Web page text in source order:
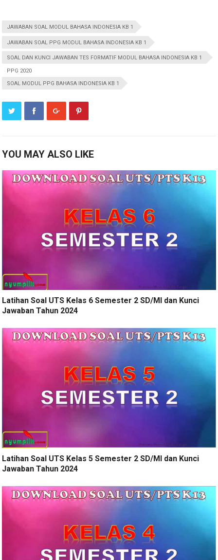
JAWABAN SOAL MODUL BAHASA INDONESIA KB 1
JAWABAN SOAL PPG MODUL BAHASA INDONESIA KB 1
SOAL DAN KUNCI JAWABAN TES FORMATIF MODUL BAHASA INDONESIA KB 1
PPG 2020
SOAL MODUL PPG BAHASA INDONESIA KB 1
YOU MAY ALSO LIKE
Latihan Soal UTS Kelas 6 Semester 2 SD/MI dan Kunci
Jawaban Tahun 2024
Latihan Soal UTS Kelas 5 Semester 2 SD/MI dan Kunci
Jawaban Tahun 2024